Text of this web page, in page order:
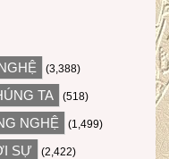
(3,388)
TA (518)
NGHỆ (1,499)
SỰ (2,422)